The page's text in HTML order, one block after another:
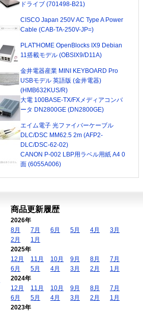
ドライブ (701498-B21)
CISCO Japan 250V AC Type A Power
Cable (CAB-TA-250V-JP=)
PLAT'HOME OpenBlocks IX9 Debian
11搭載モデル (OBSIX9/D11A)
金井電器産業 MINI KEYBOARD Pro
USBモデル 英語版 (金井電器)
(HMB632KUS/R)
大電 100BASE-TX/FXメディアコンバ
ータ DN2800GE (DN2800GE)
エイム電子 光ファイバーケーブル
DLC/DSC MM62.5 2m (AFP2-
DLC/DSC-62-02)
CANON P-002 LBP用ラベル用紙 A4 0
面 (6055A006)
商品更新履歴
2026年
8月
7月 6月 5月 4月
3月
2月
1月
2025年
12月
11月 10月 9月 8月
7月
6月
5月 4月 3月 2月
1月
2024年
12月
11月 10月 9月 8月
7月
6月
5月 4月 3月 2月
1月
2023年